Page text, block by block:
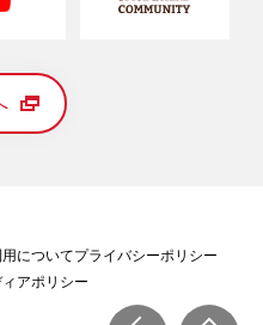
についてプライバシーポリシー
アポリシー